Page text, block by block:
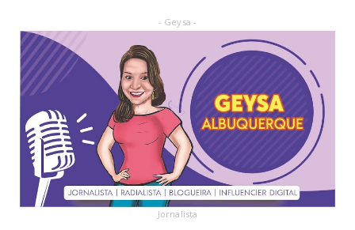
- Geysa -
Jornalista